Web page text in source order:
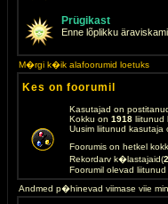
Prügikast
Enne lõplikku
M�rgi k�ik alafoorumid loetuks
Kes on foorumil
Kasutajad on
Kokku on 1918 liitunud
Uusim liitunud kasutaja
Foorumis on hetkel
Rekordarv k�lastajaid(
Foorumil olevad
Andmed p�hinevad viimase viie